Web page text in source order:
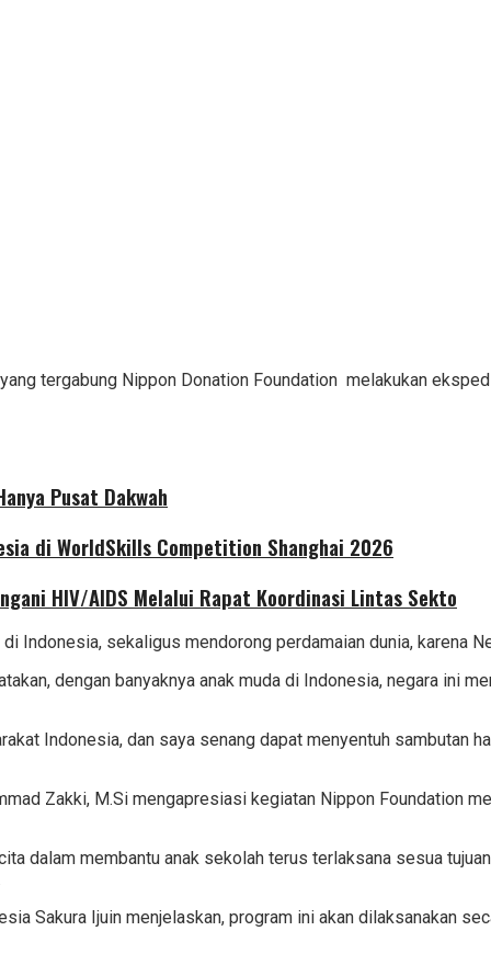
tergabung Nippon Donation Foundation melakukan
Pusat Dakwah
di WorldSkills Competition Shanghai 2026
HIV/AIDS Melalui Rapat Koordinasi Lintas Sekto
Indonesia, sekaligus mendorong perdamaian dunia, karena
dengan banyaknya anak muda di Indonesia, negara ini
Indonesia, dan saya senang dapat menyentuh sambutan
Zakki, M.Si mengapresiasi kegiatan Nippon Foundation
dalam membantu anak sekolah terus terlaksana sesua
Sakura Ijuin menjelaskan, program ini akan dilaksanakan